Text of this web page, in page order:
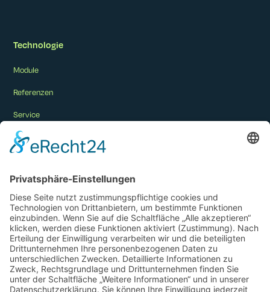
Technologie
Module
Referenzen
Service
Karriere
Kontakt
Impact
Social Media